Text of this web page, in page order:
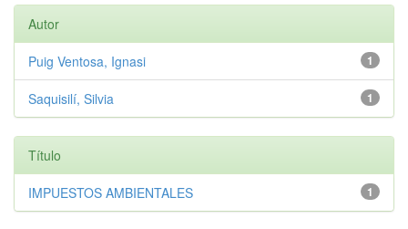
Autor
1
Puig Ventosa, Ignasi
1
Saquisilí, Silvia
Título
1
IMPUESTOS AMBIENTALES